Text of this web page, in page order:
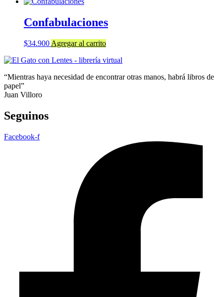
Confabulaciones
$34.900 Agregar al carrito
“Mientras haya necesidad de encontrar otras manos, habrá libros de
papel”
Juan Villoro
Seguinos
Facebook-f